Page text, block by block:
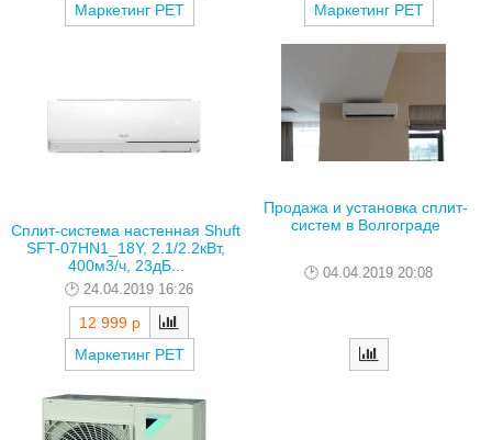
Маркетинг РЕТ
Маркетинг РЕТ
Сплит-система настенная Shuft
SFT-07HN1_18Y, 2.1/2.2кВт,
400м3/ч, 23дБ...
24.04.2019 16:26
12 999 р
Маркетинг РЕТ
Продажа и установка сплит-
систем в Волгограде
04.04.2019 20:08